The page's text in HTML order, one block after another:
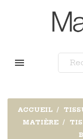
ACCUEIL
MATIÈRE